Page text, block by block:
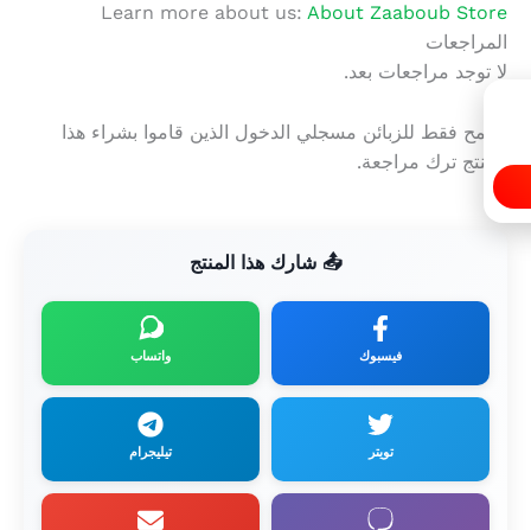
Learn more about us: About Zaaboub Store
المراجعات
لا توجد مراجعات بعد.
يسمح فقط للزبائن مسجلي الدخول الذين قاموا بشراء هذا
المنتج ترك مراجعة.
📤 شارك هذا المنتج
فيسبوك واتساب
تويتر تيليجرام